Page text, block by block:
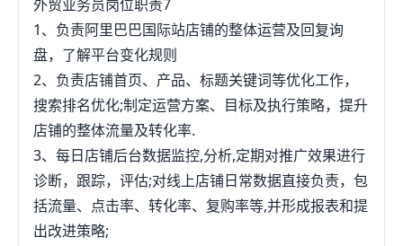
6、对公司各项业务计划、公司投资项目进行财务可
行性论证。7、参与合同条款审查工作，监督合同的
执行情况，监控合同执行风险。8、负责财务资料的
真实、准确，各类凭证、数据的存档。9、执行国家
规定的会计准则，制定公司内部财务、会计制度和工
作程序。（2）办公室1、负责组织制定和完善公司各
项管理制度，并监督各项制度执行情况2、负责组织
制定公司长期发展规划，制定公司年度经营计划3、
负责来访人员的接待，组织公司各种会议和其它重大
活动4、负责对公司总经理指示和总经理办公会决议
或者国际贸易专业的毕业生吗？他们都找不到工作
呢，何况你不是此专业的你知道在亚洲韩国，台湾等
都在和中国竞争港口业务吗？你知道某岛事件后，国
内出口日本的东西少了多少？最后，外贸和金融业，
其实是最难找工作的专业~~如非必要，千万别选择它
~~当然我说的比较悲观，可能会有比尔盖茨、巴菲特
等天才人物出现，但是这概率~~~~~~PS：前几天刚
接触了个美国客户丛判兆，我和他们谈来中国开厂，
他们说，现在老外买东西特别是欧美人，一看到
外贸业务员岗位职责7
1、负责阿里巴巴国际站店铺的整体运营及回复询
盘，了解平台变化规则
2、负责店铺首页、产品、标题关键词等优化工作，
搜索排名优化;制定运营方案、目标及执行策略，提升
店铺的整体流量及转化率.
3、每日店铺后台数据监控,分析,定期对推广效果进行
诊断，跟踪，评估;对线上店铺日常数据直接负责，包
括流量、点击率、转化率、复购率等,并形成报表和提
出改进策略;